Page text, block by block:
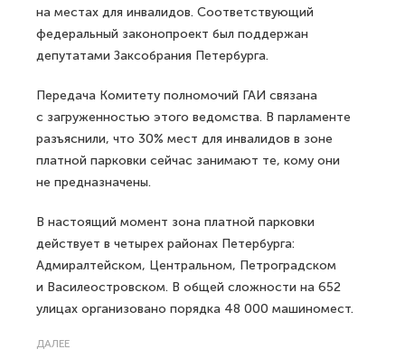
на местах для инвалидов. Соответствующий
федеральный законопроект был поддержан
депутатами Заксобрания Петербурга.
Передача Комитету полномочий ГАИ связана
с загруженностью этого ведомства. В парламенте
разъяснили, что 30% мест для инвалидов в зоне
платной парковки сейчас занимают те, кому они
не предназначены.
В настоящий момент зона платной парковки
действует в четырех районах Петербурга:
Адмиралтейском, Центральном, Петроградском
и Василеостровском. В общей сложности на 652
улицах организовано порядка 48 000 машиномест.
ДАЛЕЕ